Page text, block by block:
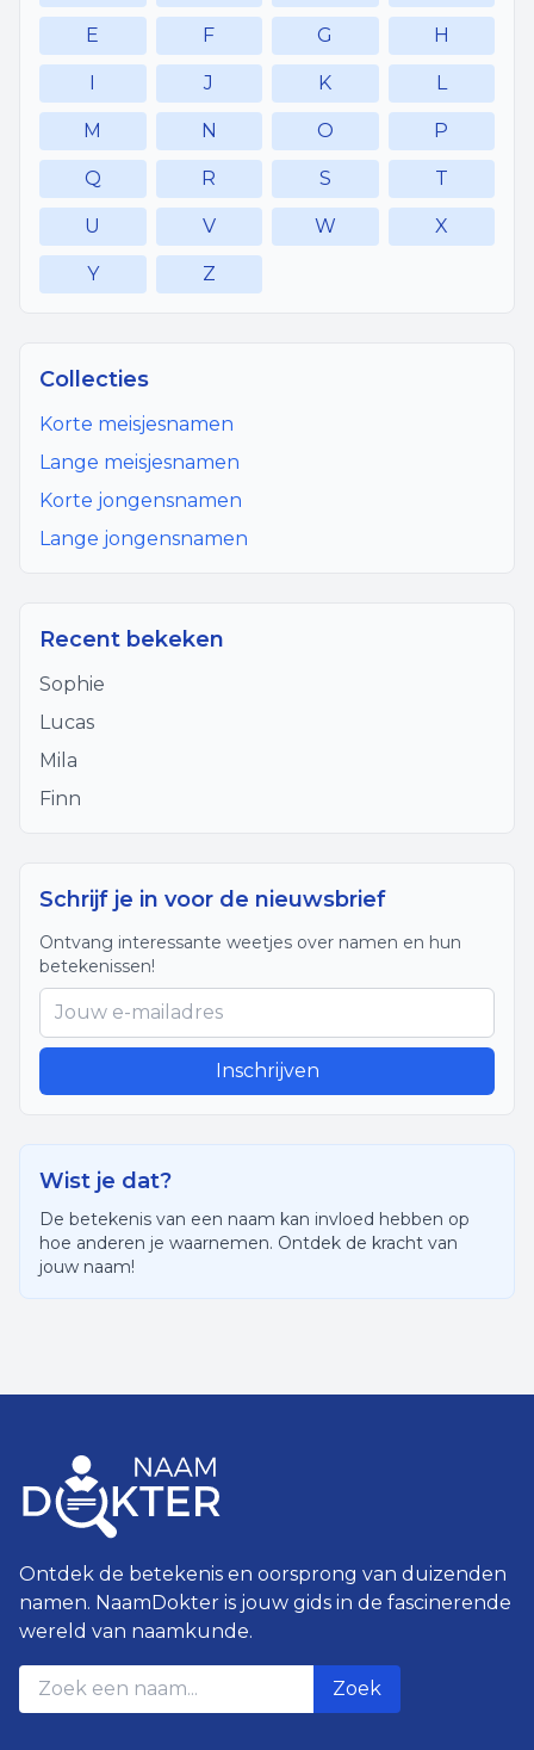
E F G H
I J K L
M N O P
Q R S T
U V W X
Y Z
Collecties
Korte meisjesnamen
Lange meisjesnamen
Korte jongensnamen
Lange jongensnamen
Recent bekeken
Sophie
Lucas
Mila
Finn
Schrijf je in voor de nieuwsbrief
Ontvang interessante weetjes over namen en hun
betekenissen!
Inschrijven
Wist je dat?
De betekenis van een naam kan invloed hebben op
hoe anderen je waarnemen. Ontdek de kracht van
jouw naam!
Ontdek de betekenis en oorsprong van duizenden
namen. NaamDokter is jouw gids in de fascinerende
wereld van naamkunde.
Zoek